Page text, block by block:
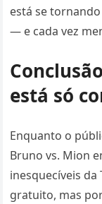
está se
— e cada vez
está só
Enquanto o
Bruno vs. Mion
inesquecíveis da
gratuito, mas